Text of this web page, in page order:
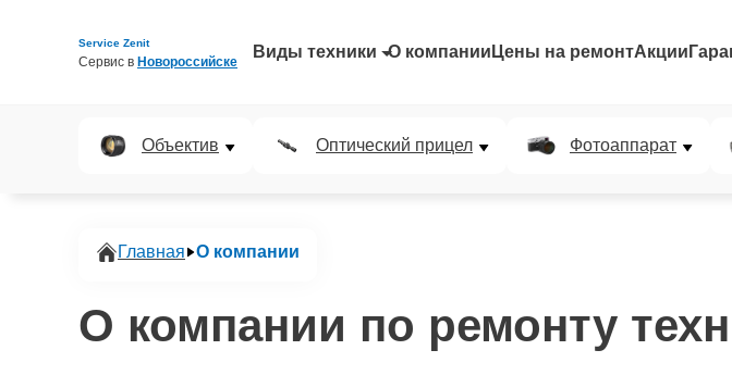
Service Zenit
Сервис в Новороссийске
Виды техники О компании Цены на ремонтАкции
Объектив Оптический прицел Фотоаппарат
Главная О компании
О компании по ремонту